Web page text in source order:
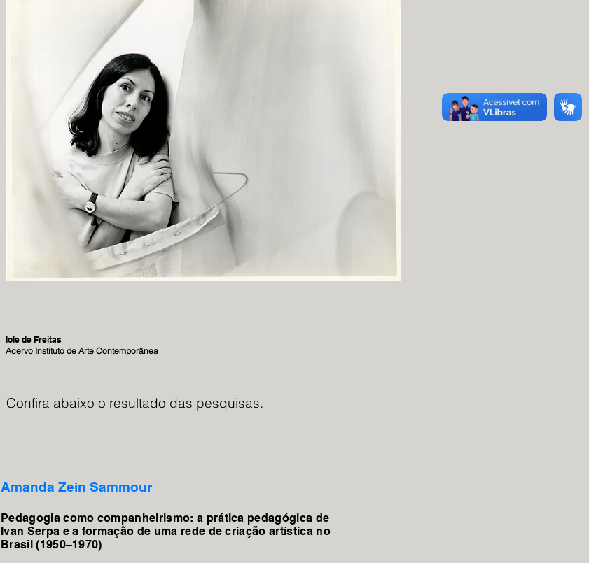
Iole de Freitas
Acervo Instituto de Arte Contemporânea
Confira abaixo o resultado das pesquisas.
Amanda Zein Sammour
Pedagogia como companheirismo: a prática pedagógica de
Ivan Serpa e a formação de uma rede de criação artística no
Brasil (1950–1970)